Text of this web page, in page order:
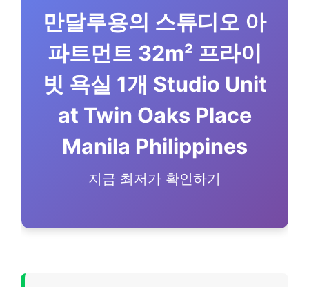
만달루용의 스튜디오 아
파트먼트 32m² 프라이
빗 욕실 1개 Studio Unit
at Twin Oaks Place
Manila Philippines
지금 최저가 확인하기